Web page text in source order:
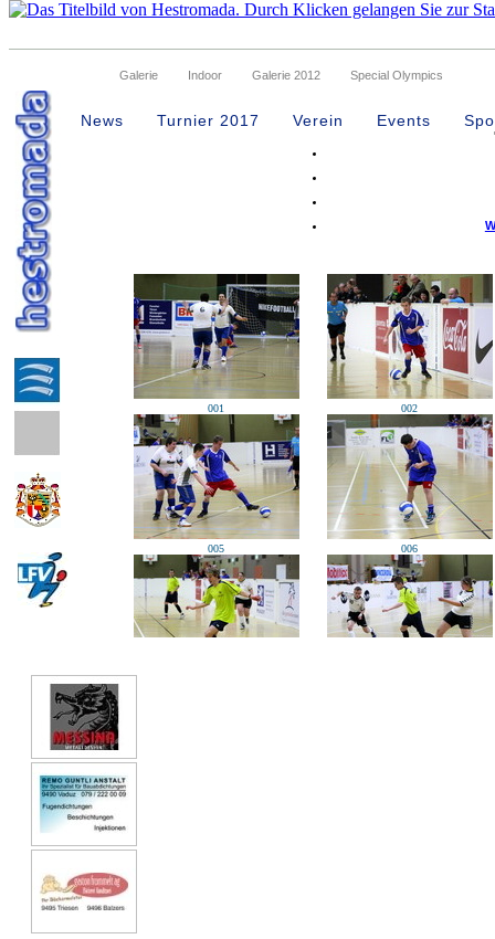
News Turnier 2017 Verein Events
Galerie Indoor Galerie 2012 Special Olympics
96 Treffer gefunden
001 002
005 006